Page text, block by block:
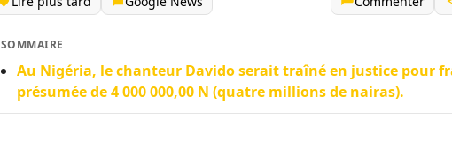
SOMMAIRE
Au Nigéria, le chanteur Davido serait traîné en justice pour
présumée de 4 000 000,00 N (quatre millions de nairas).